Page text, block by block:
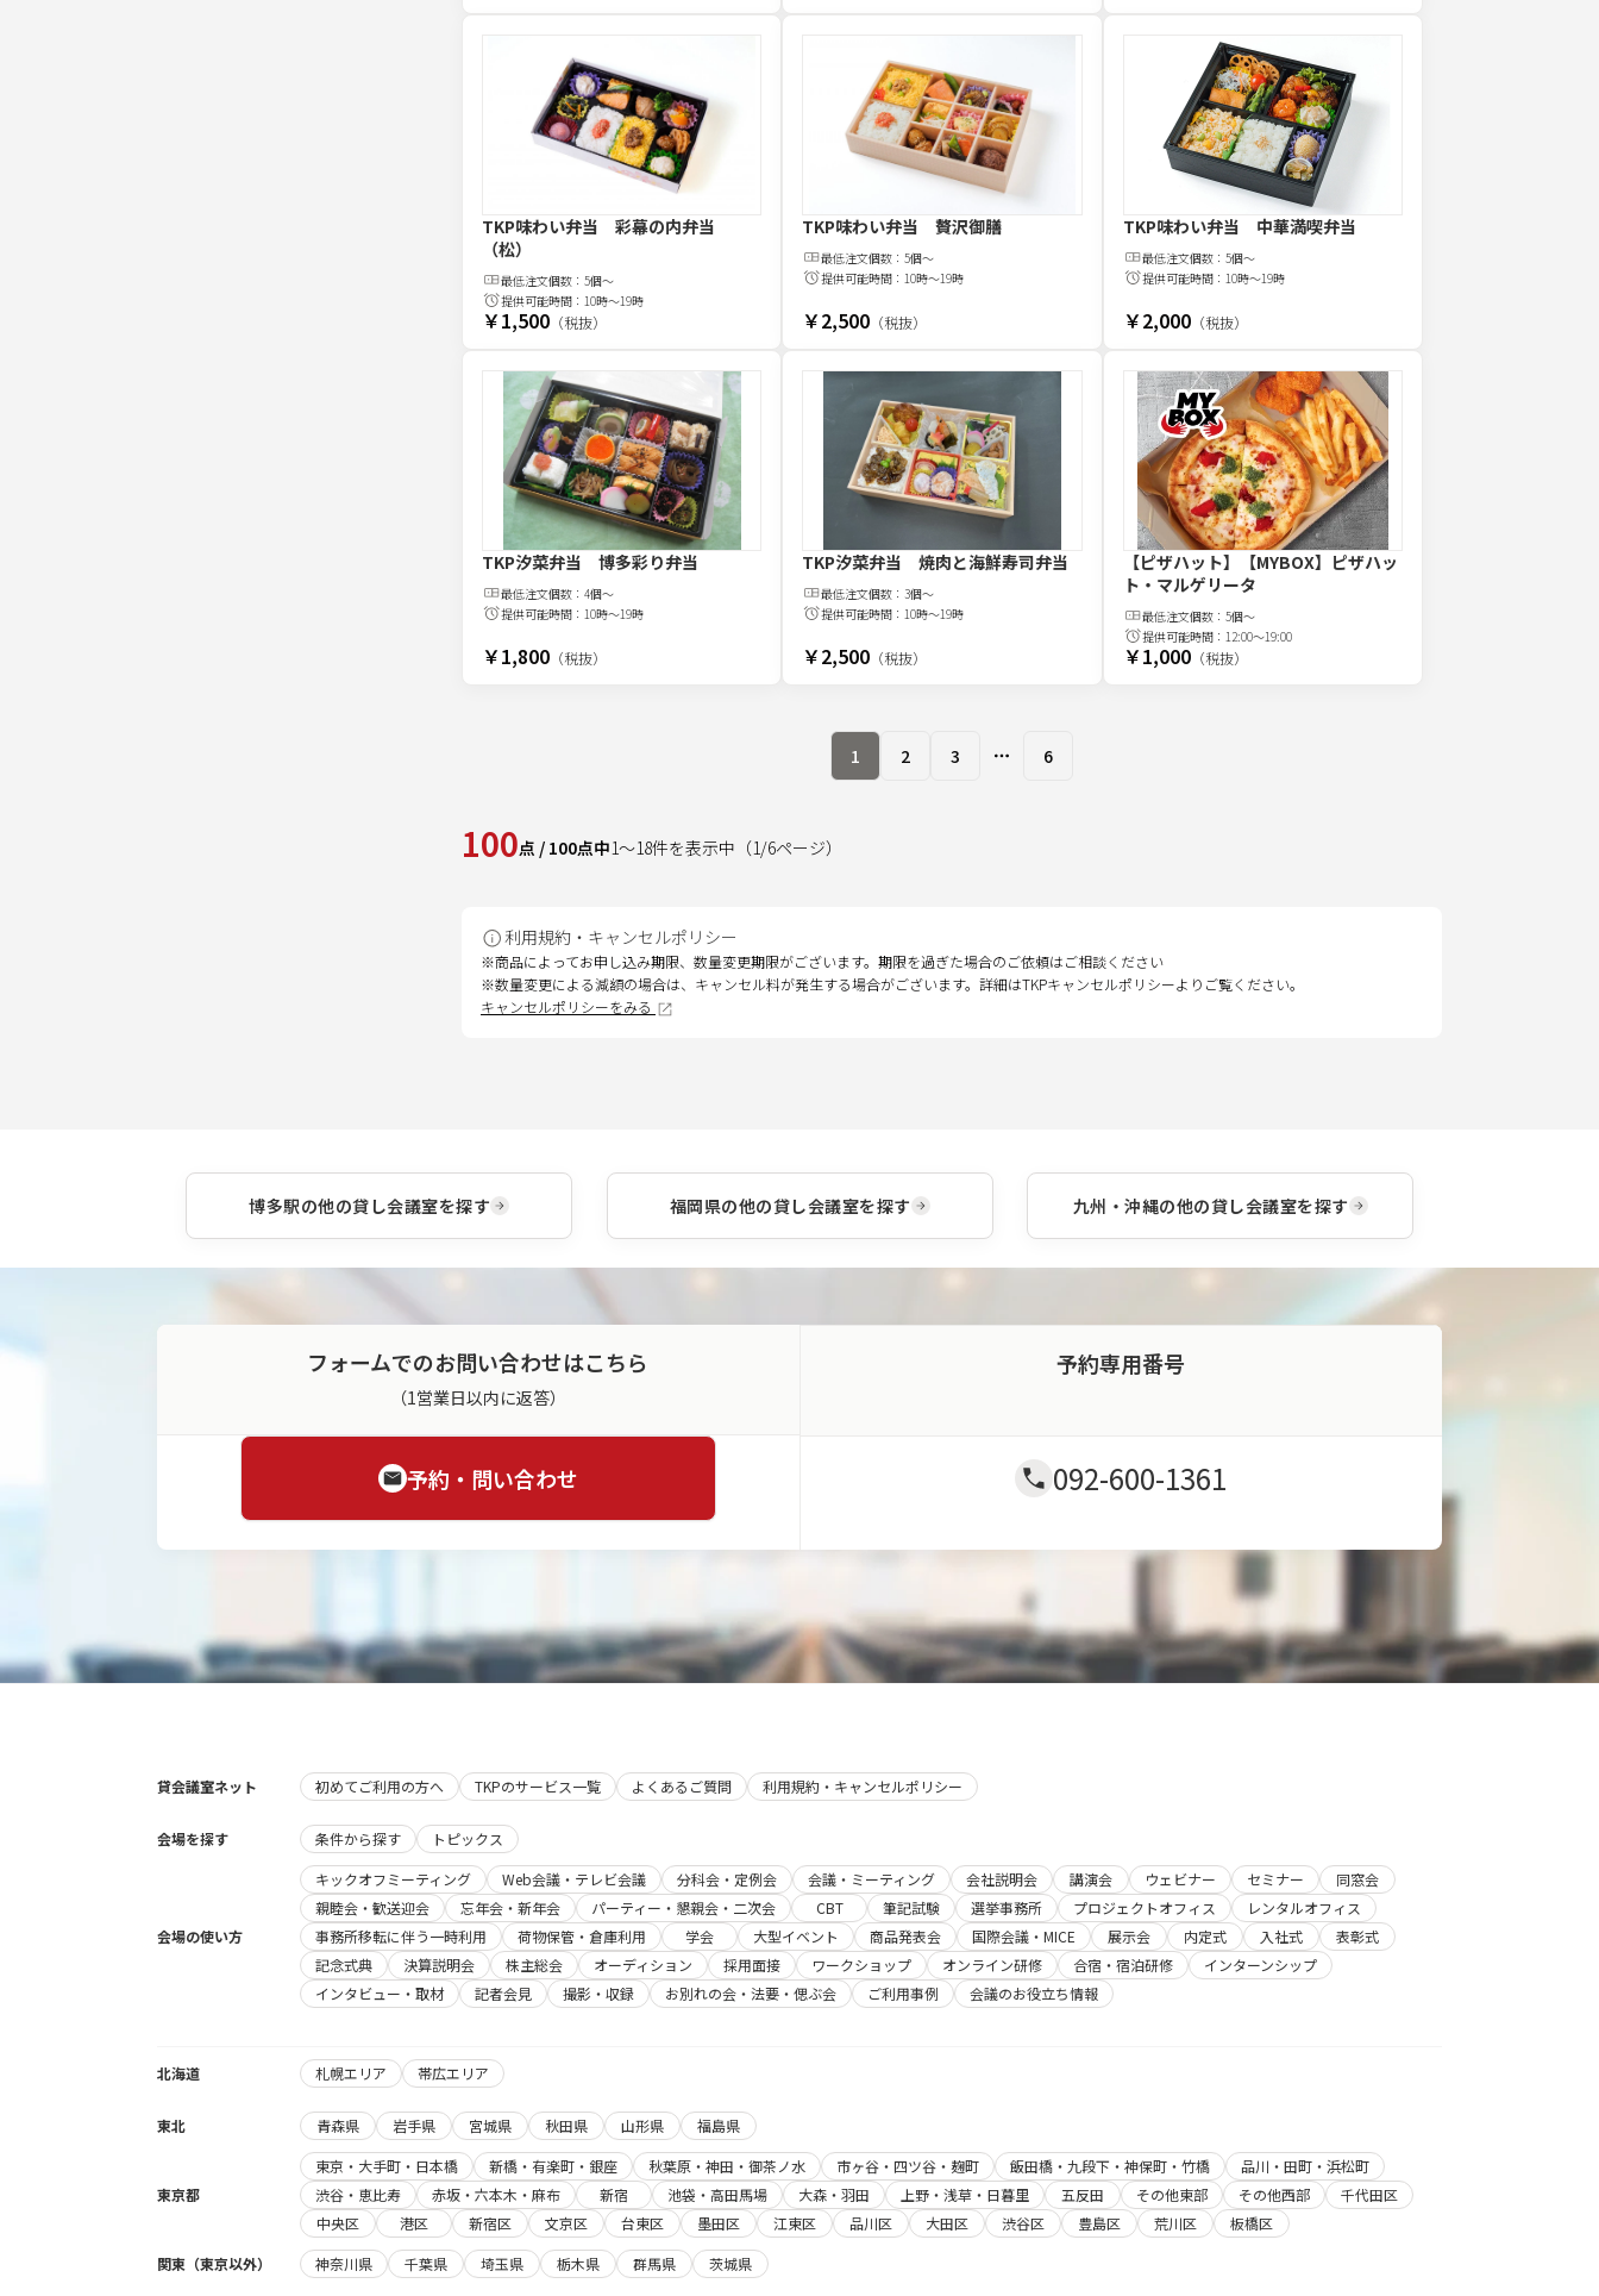
TKP味わい弁当 彩幕の内弁当
（松）
最低注文個数： 5個～
提供可能時間： 10時～19時
￥1,500 （税抜）
TKP味わい弁当 贅沢御膳
最低注文個数：5個～
提供可能時間： 10時～19時
￥2,500 （税抜）
TKP味わい弁当 中華満喫弁当
最低注文個数： 5個～
提供可能時間： 10時～19時
￥2,000（税抜）
TKP汐菜弁当 博多彩り弁当
最低注文個数： 4個～
提供可能時間： 10時～19時
￥1,800 （税抜）
TKP汐菜弁当 焼肉と海鮮寿司弁当
最低注文個数：3個～
提供可能時間： 10時～19時
￥2,500 （税抜）
【ピザハット】【MYBOX】ピザハッ
ト・マルゲリータ
最低注文個数： 5個～
提供可能時間： 12:00～19:00
￥1,000（税抜）
1 2 3 More pages
6
100点 / 100点中1～18件を表示中 （1/6ページ）
利用規約・キャンセルポリシー
※商品によってお申し込み期限、数量変更期限がございます。期限を過ぎた場合のご依頼はご相談ください
※数量変更による減額の場合は、キャンセル料が発生する場合がございます。詳細はTKPキャンセルポリシーよりご覧ください。
キャンセルポリシーをみる
博多駅の他の貸し会議室を探す 福岡県の他の貸し会議室を探す 九州・沖縄の他の貸し会議室を探す
フォームでのお問い合わせはこちら
（1営業日以内に返答）
予約・問い合わせ
予約専用番号
092-600-1361
貸会議室ネット 初めてご利用の方へ TKPのサービス一覧 よくあるご質問 利用規約・キャンセルポリシー
会場を探す 条件から探す トピックス
会場の使い方
キックオフミーティング Web会議・テレビ会議 分科会・定例会 会議・ミーティング 会社説明会 講演会 ウェビナー セミナー
同窓会
親睦会・歓送迎会
忘年会・新年会 パーティー・懇親会・二次会 CBT 筆記試験 選挙事務所 プロジェクトオフィス
レンタルオフィス
事務所移転に伴う一時利用
荷物保管・倉庫利用 学会 大型イベント 商品発表会 国際会議・MICE 展示会 内定式 入社式
表彰式
記念式典
決算説明会 株主総会 オーディション 採用面接 ワークショップ オンライン研修 合宿・宿泊研修
インターンシップ
インタビュー・取材
記者会見 撮影・収録 お別れの会・法要・偲ぶ会 ご利用事例 会議のお役立ち情報
北海道 札幌エリア 帯広エリア
東北 青森県 岩手県 宮城県 秋田県 山形県 福島県
東京都
東京・大手町・日本橋 新橋・有楽町・銀座 秋葉原・神田・御茶ノ水 市ヶ谷・四ツ谷・麹町 飯田橋・九段下・神保町・竹橋
品川・田町・浜松町
渋谷・恵比寿
赤坂・六本木・麻布 新宿 池袋・高田馬場 大森・羽田 上野・浅草・日暮里 五反田 その他東部 その他西部
千代田区
中央区
港区 新宿区 文京区 台東区 墨田区 江東区 品川区 大田区 渋谷区 豊島区 荒川区
板橋区
関東（東京以外）
神奈川県 千葉県 埼玉県 栃木県 群馬県 茨城県